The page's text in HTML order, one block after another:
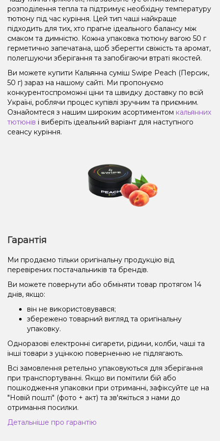
розподілення тепла та підтримує необхідну температуру
тютюну під час куріння. Цей тип чаші найкраще
підходить для тих, хто прагне ідеального балансу між
смаком та димністю. Кожна упаковка тютюну вагою 50 г
герметично запечатана, щоб зберегти свіжість та аромат,
полегшуючи зберігання та запобігаючи втраті якостей.
Ви можете купити Кальянна суміш Swipe Peach (Персик,
50 г) зараз на нашому сайті. Ми пропонуємо
конкурентоспроможні ціни та швидку доставку по всій
Україні, роблячи процес купівлі зручним та приємним.
Ознайомтеся з нашим широким асортиментом кальянних
тютюнів і виберіть ідеальний варіант для наступного
сеансу куріння.
Гарантія
Ми продаємо тільки оригінальну продукцію від
перевірених постачальників та брендів.
Ви можете повернути або обміняти товар протягом 14
днів, якщо:
він не використовувався;
збережено товарний вигляд та оригінальну
упаковку.
Одноразові електронні сигарети, рідини, колби, чаші та
інші товари з уцінкою поверненню не підлягають.
Всі замовлення ретельно упаковуються для зберігання
при транспортуванні. Якщо ви помітили бій або
пошкодження упаковки при отриманні, зафіксуйте це на
"Новій пошті" (фото + акт) та зв'яжіться з нами до
отримання посилки.
Детальніше про гарантію